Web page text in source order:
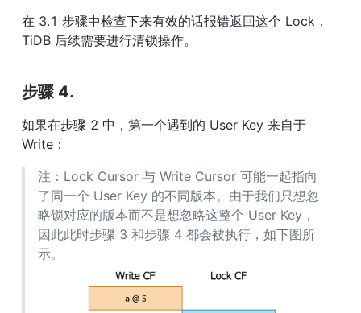
在 3.1 步骤中检查下来有效的话报错返回这个 Lock，
TiDB 后续需要进行清锁操作。
步骤 4.
如果在步骤 2 中，第一个遇到的 User Key 来自于
Write：
注：Lock Cursor 与 Write Cursor 可能一起指向
了同一个 User Key 的不同版本。由于我们只想忽
略锁对应的版本而不是想忽略这整个 User Key，
因此此时步骤 3 和步骤 4 都会被执行，如下图所
示。